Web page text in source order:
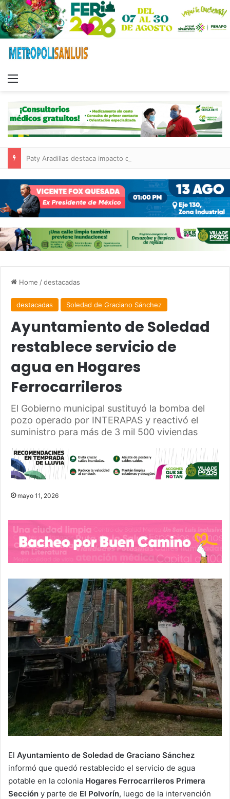
Home /destacadas
destacadas Soledad de Graciano Sánchez
Ayuntamiento de Soledad
restablece servicio de
agua en Hogares
Ferrocarrileros
El Gobierno municipal sustituyó la bomba del
pozo operado por INTERAPAS y reactivó el
suministro para más de 3 mil 500 viviendas
mayo 11, 2026
El Ayuntamiento de Soledad de Graciano Sánchez
informó que quedó restablecido el servicio de agua
potable en la colonia Hogares Ferrocarrileros Primera
Sección y parte de El Polvorín, luego de la intervención